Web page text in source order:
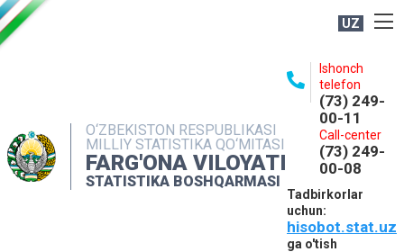
UZ
O‘ZBEKISTON RESPUBLIKASI
MILLIY STATISTIKA QO‘MITASI
FARG'ONA VILOYATI
STATISTIKA BOSHQARMASI
Ishonch
telefon
(73) 249-
00-11
Call-center
(73) 249-
00-08
Tadbirkorlar
uchun:
hisobot.stat.uz
ga o'tish
NASHRLAR
INTERAKTIV XIZMATLAR
MATBUOT XIZMATI